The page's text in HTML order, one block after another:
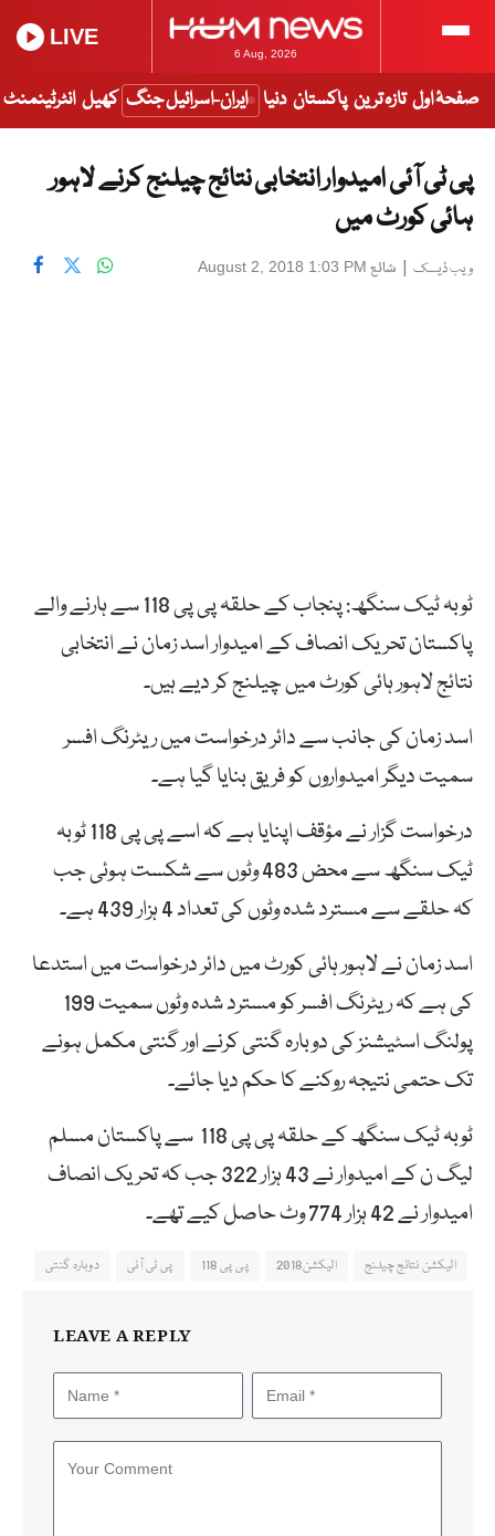
6 Aug, 2026
LIVE
صفحۂ اول تازہ ترین پاکستان دنیا ایران-اسرائیل جنگ کھیل انٹرٹینمنٹ
پی ٹی آئی امیدوار انتخابی نتائج چیلنج کرنے لاہور
ہائی کورٹ میں
ویب ڈیسک | شائع August 2, 2018 1:03 PM
ٹوبہ ٹیک سنگھ: پنجاب کے حلقہ پی پی 118 سے ہارنے والے
پاکستان تحریک انصاف کے امیدوار اسد زمان نے انتخابی
نتائج لاہور ہائی کورٹ میں چیلنج کر دیے ہیں۔
اسد زمان کی جانب سے دائر درخواست میں ریٹرنگ افسر
سمیت دیگر امیدواروں کو فریق بنایا گیا ہے۔
درخواست گزار نے مؤقف اپنایا ہے کہ اسے پی پی 118 ٹوبہ
ٹیک سنگھ سے محض 483 وٹوں سے شکست ہوئی جب
کہ حلقے سے مسترد شدہ وٹوں کی تعداد 4 ہزار 439 ہے۔
اسد زمان نے لاہور ہائی کورٹ میں دائر درخواست میں استدعا
کی ہے کہ ریٹرنگ افسر کو مسترد شدہ وٹوں سمیت 199
پولنگ اسٹیشنز کی دوبارہ گنتی کرنے اور گنتی مکمل ہونے
تک حتمی نتیجہ روکنے کا حکم دیا جائے۔
ٹوبہ ٹیک سنگھ کے حلقہ پی پی 118 سے پاکستان مسلم
لیگ ن کے امیدوار نے 43 ہزار 322 جب کہ تحریک انصاف
امیدوار نے 42 ہزار 774 وٹ حاصل کیے تھے۔
الیکشن نتائج چیلنج الیکشن2018 پی پی 118 پی ٹی آئی دوبارہ گنتی
LEAVE A REPLY